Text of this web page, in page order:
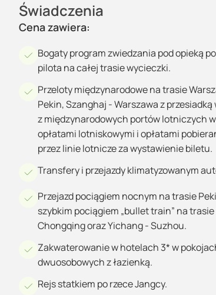
Świadczenia
Cena zawiera:
Bogaty program zwiedzania pod opieką
pilota na całej trasie wycieczki.
Przeloty międzynarodowe na trasie
Pekin, Szanghaj - Warszawa z przesiadką
z międzynarodowych portów lotniczych
opłatami lotniskowymi i opłatami
przez linie lotnicze za wystawienie biletu.
Transfery i przejazdy klimatyzowanym
Przejazd pociągiem nocnym na trasie
szybkim pociągiem „bullet train” na trasie
Chongqing oraz Yichang - Suzhou.
Zakwaterowanie w hotelach 3* w
dwuosobowych z łazienką.
Rejs statkiem po rzece Jangcy.